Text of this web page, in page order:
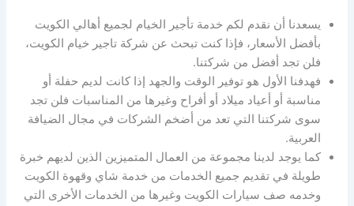
يسعدنا أن نقدم لكم خدمة تأجير الخيام لجميع أهالي الكويت
بأفضل الأسعار، فإذا كنت تبحث عن شركة تاجير خيام الكويت،
فلن تجد أفضل من شركتنا.
فهدفنا الأول هو توفير الوقت والجهد إذا كانت لديم حفلة أو
مناسبة أو أعياد ميلاد أو أفراح وغيرها من المناسبات فلن تجد
سوى شركتنا التي تعد من أضخم الشركات في مجال الضيافة
العربية.
كما يوجد لدينا مجموعة من العمال المتميزين الذين لديهم خبرة
طويلة في تقديم جميع الخدمات من خدمة شاي وقهوة الكويت
وخدمه صف سيارات الكويت وغيرها من الخدمات الأخرى التي